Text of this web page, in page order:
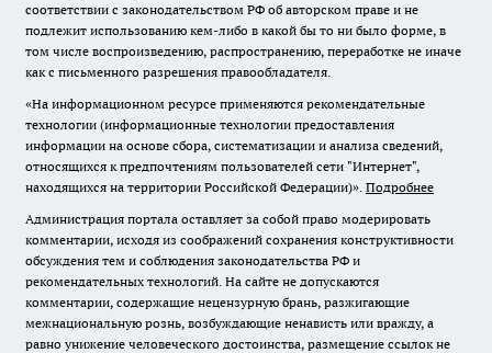
соответствии с законодательством РФ об авторском праве и не
подлежит использованию кем-либо в какой бы то ни было форме, в
том числе воспроизведению, распространению, переработке не иначе
как с письменного разрешения правообладателя.
«На информационном ресурсе применяются рекомендательные
технологии (информационные технологии предоставления
информации на основе сбора, систематизации и анализа сведений,
относящихся к предпочтениям пользователей сети "Интернет",
находящихся на территории Российской Федерации)». Подробнее
Администрация портала оставляет за собой право модерировать
комментарии, исходя из соображений сохранения конструктивности
обсуждения тем и соблюдения законодательства РФ и
рекомендательных технологий. На сайте не допускаются
комментарии, содержащие нецензурную брань, разжигающие
межнациональную рознь, возбуждающие ненависть или вражду, а
равно унижение человеческого достоинства, размещение ссылок не